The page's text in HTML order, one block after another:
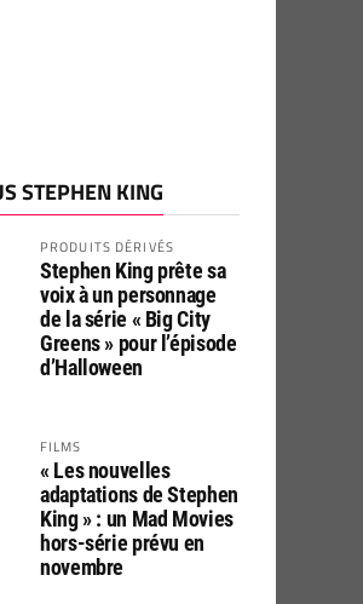
STEPHEN KING
PRODUITS DÉRIVÉS
Stephen King prête sa
voix à un personnage
de la série « Big City
Greens » pour l’épisode
d’Halloween
FILMS
« Les nouvelles
adaptations de Stephen
King » : un Mad Movies
hors-série prévu en
novembre